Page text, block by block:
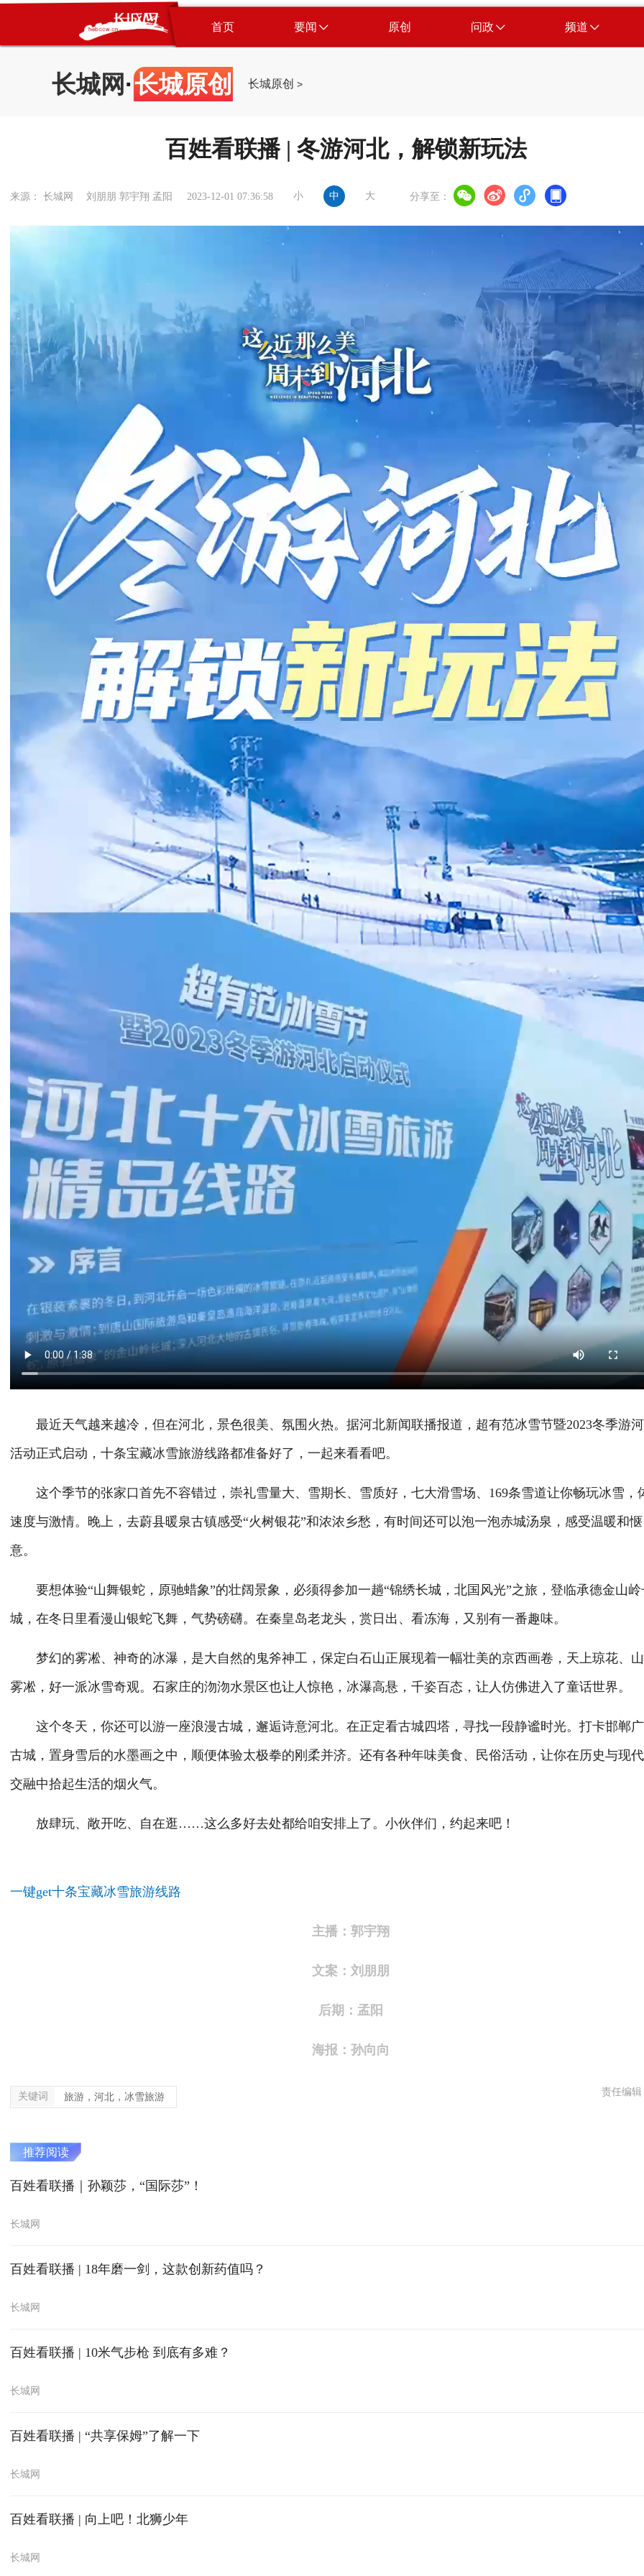
首页 要闻 原创 问政 频道
长城网 ·长城原创 长城原创 >
百姓看联播 | 冬游河北，解锁新玩法
来源： 长城网 刘朋朋 郭宇翔 孟阳 2023-12-01 07:36:58 小 中 大 分享至：
最近天气越来越冷，但在河北，景色很美、氛围火热。据河北新闻联播报道，超有范冰雪节暨2023冬季游
活动正式启动，十条宝藏冰雪旅游线路都准备好了，一起来看看吧。
这个季节的张家口首先不容错过，崇礼雪量大、雪期长、雪质好，七大滑雪场、169条雪道让你畅玩冰雪，
速度与激情。晚上，去蔚县暖泉古镇感受“火树银花”和浓浓乡愁，有时间还可以泡一泡赤城汤泉，感受温暖和惬
意。
要想体验“山舞银蛇，原驰蜡象”的壮阔景象，必须得参加一趟“锦绣长城，北国风光”之旅，登临承德金山岭
城，在冬日里看漫山银蛇飞舞，气势磅礴。在秦皇岛老龙头，赏日出、看冻海，又别有一番趣味。
梦幻的雾凇、神奇的冰瀑，是大自然的鬼斧神工，保定白石山正展现着一幅壮美的京西画卷，天上琼花、山
雾凇，好一派冰雪奇观。石家庄的沕沕水景区也让人惊艳，冰瀑高悬，千姿百态，让人仿佛进入了童话世界。
这个冬天，你还可以游一座浪漫古城，邂逅诗意河北。在正定看古城四塔，寻找一段静谧时光。打卡邯郸
古城，置身雪后的水墨画之中，顺便体验太极拳的刚柔并济。还有各种年味美食、民俗活动，让你在历史与现
交融中拾起生活的烟火气。
放肆玩、敞开吃、自在逛……这么多好去处都给咱安排上了。小伙伴们，约起来吧！
一键get十条宝藏冰雪旅游线路
主播：郭宇翔
文案：刘朋朋
后期：孟阳
海报：孙向向
关键词 旅游，河北，冰雪旅游 责任编辑
推荐阅读
百姓看联播｜孙颖莎，“国际莎”！
长城网
百姓看联播 | 18年磨一剑，这款创新药值吗？
长城网
百姓看联播 | 10米气步枪 到底有多难？
长城网
百姓看联播 | “共享保姆”了解一下
长城网
百姓看联播 | 向上吧！北狮少年
长城网